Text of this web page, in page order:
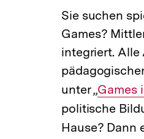
a
t
i
o
n
Sie suchen
Games?
integriert. Alle
unter „Interner
Link:
Games
politische
Hause? Dann